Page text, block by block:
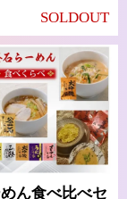
SOLDOUT
ん食べ比べセ